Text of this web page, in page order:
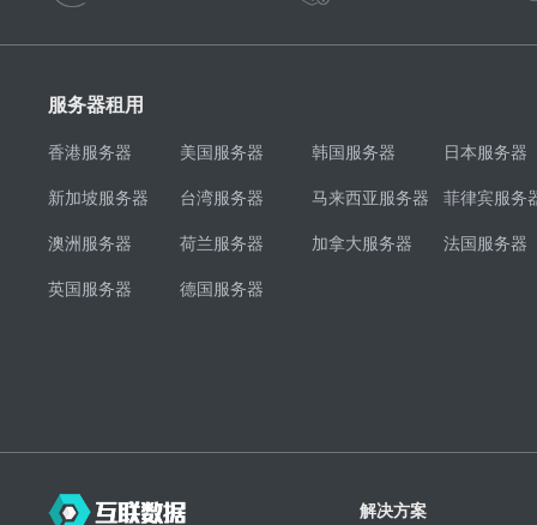
服务器租用
香港服务器 美国服务器 韩国服务器 日本服务器
新加坡服务器 台湾服务器 马来西亚服务器 菲律宾服务
澳洲服务器 荷兰服务器 加拿大服务器 法国服务器
英国服务器 德国服务器
解决方案